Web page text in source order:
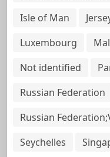
Isle of Man
Luxembourg
Not identified
Russian Federation
Russian
Seychelles